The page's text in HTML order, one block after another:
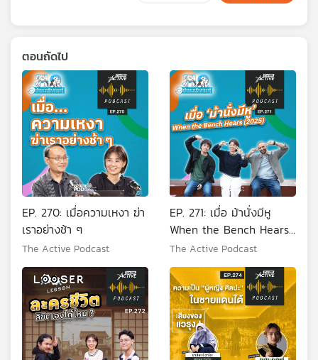
ตอนถัดไป
EP. 270: เมื่อความเหงา ฆ่า
เราอย่างช้า ๆ
The Active Podcast
EP. 271: เมื่อ ม้านั่งมีหู
When the Bench Hears
(2025)
The Active Podcast